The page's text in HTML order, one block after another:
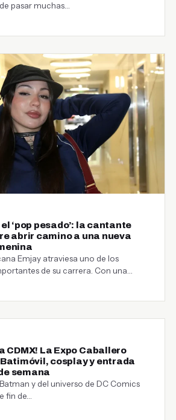
pasar muchas…
‘pop pesado’: la cantante
abrir camino a una nueva
Emjay atraviesa uno de los
de su carrera. Con una…
CDMX! La Expo Caballero
cosplay y entrada
semana
y del universo de DC Comics
fin de…